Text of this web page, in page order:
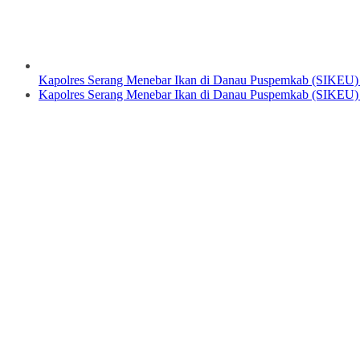
Kapolres Serang Menebar Ikan di Danau Puspemkab
Kapolres Serang Menebar Ikan di Danau Puspemkab